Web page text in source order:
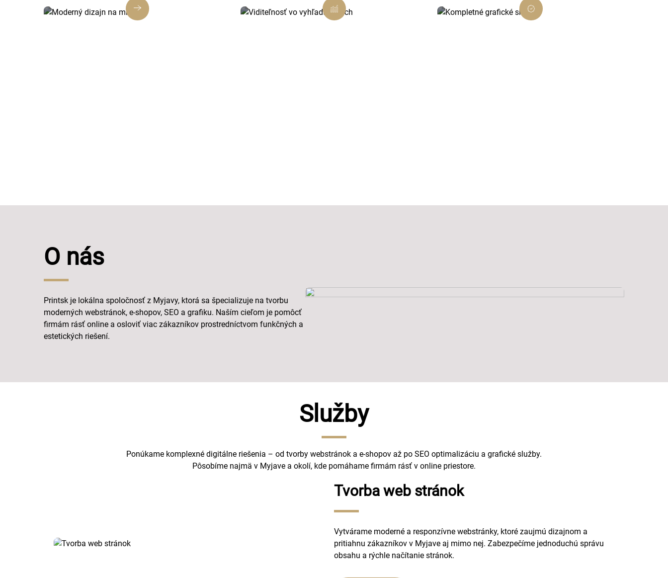
O nás
Printsk je lokálna spoločnosť z Myjavy, ktorá sa špecializuje na tvorbu
moderných webstránok, e-shopov, SEO a grafiku. Naším cieľom je pomôcť
firmám rásť online a osloviť viac zákazníkov prostredníctvom funkčných a
estetických riešení.
Služby
Ponúkame komplexné digitálne riešenia – od tvorby webstránok a e-shopov až po SEO optimalizáciu a grafické služby.
Pôsobíme najmä v Myjave a okolí, kde pomáhame firmám rásť v online priestore.
Tvorba web stránok
Vytvárame moderné a responzívne webstránky, ktoré zaujmú dizajnom a
pritiahnu zákazníkov v Myjave aj mimo nej. Zabezpečíme jednoduchú správu
obsahu a rýchle načítanie stránok.